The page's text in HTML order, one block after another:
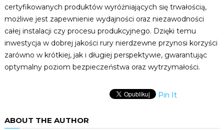
certyfikowanych produktów wyróżniających się trwałością,
możliwe jest zapewnienie wydajności oraz niezawodności
całej instalacji czy procesu produkcyjnego. Dzięki temu
inwestycja w dobrej jakości rury nierdzewne przynosi korzyści
zarówno w krótkiej, jak i długiej perspektywie, gwarantując
optymalny poziom bezpieczeństwa oraz wytrzymałości.
Pin It
ABOUT THE AUTHOR